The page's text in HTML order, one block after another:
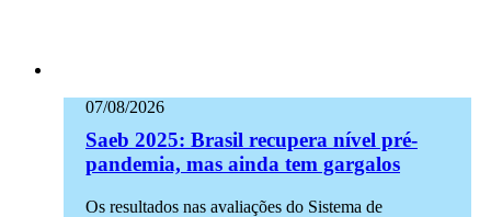
07/08/2026
Saeb 2025: Brasil recupera nível pré-
pandemia, mas ainda tem gargalos
Os resultados nas avaliações do Sistema de